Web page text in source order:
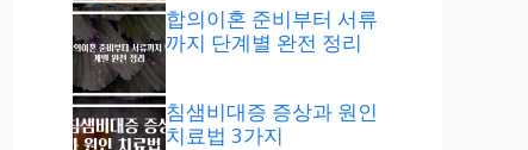
합의이혼 준비부터 서류
까지 단계별 완전 정리
침샘비대증 증상과 원인
치료법 3가지